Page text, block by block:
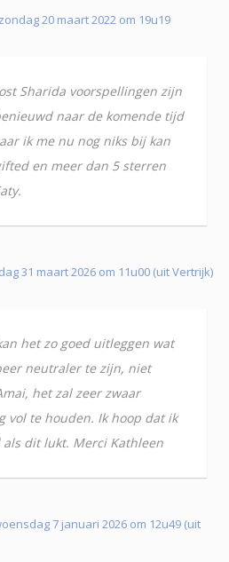
20 maart 2022 om 19u19
Sharida voorspellingen zijn
naar de komende tijd
ik me nu nog niks bij kan
en meer dan 5 sterren
31 maart 2026 om 11u00 (uit Vertrijk)
het zo goed uitleggen wat
neutraler te zijn, niet
het zal zeer zwaar
vol te houden. Ik hoop dat ik
dit lukt. Merci Kathleen
7 januari 2026 om 12u49 (uit